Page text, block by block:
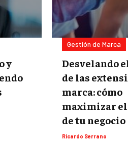
y
Gestión de Marca
Desvelando
de las
marca: cómo
maximizar
de tu negocio
Ricardo Serrano